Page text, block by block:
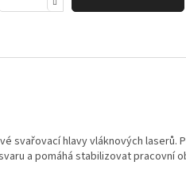
svařovací hlavy vláknových laserů.
a pomáhá stabilizovat pracovní